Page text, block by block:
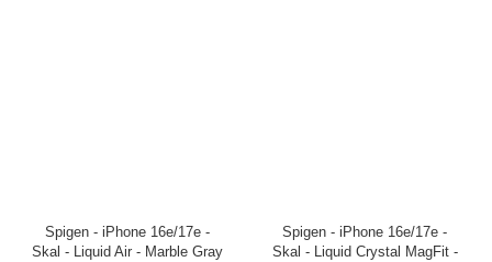
Spigen - iPhone 16e/17e -
Skal - Liquid Air - Marble Gray
Spigen - iPhone 16e/17e -
Skal - Liquid Crystal MagFit -